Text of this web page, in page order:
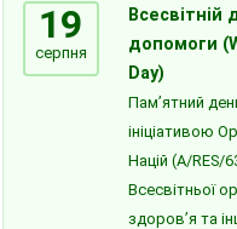
19
серпня
Всесвітній
допомоги
Day)
Пам’ятний
ініціативою
Націй (A/RES/
Всесвітньої
здоров’я та